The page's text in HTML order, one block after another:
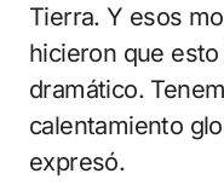
Tierra. Y esos
hicieron que
dramático.
calentamiento
expresó.